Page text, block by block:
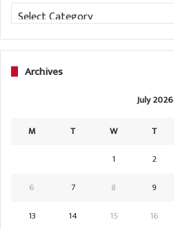
Categories
Archives
July 2026
M T W T
1
2
6
7 8 9
13
14 15 16